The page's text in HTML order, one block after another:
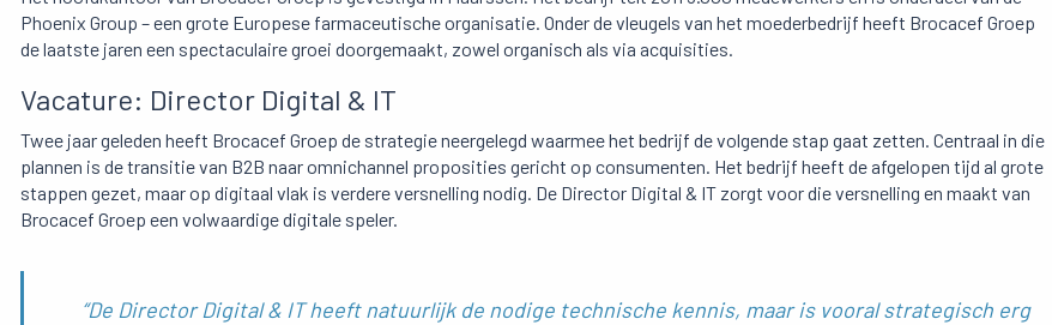
Phoenix Group – een grote Europese farmaceutische organisatie. Onder de vleugels van het moederbedrijf heeft Brocacef Groep
de laatste jaren een spectaculaire groei doorgemaakt, zowel organisch als via acquisities.
Vacature: Director Digital & IT
Twee jaar geleden heeft Brocacef Groep de strategie neergelegd waarmee het bedrijf de volgende stap gaat zetten. Centraal in die
plannen is de transitie van B2B naar omnichannel proposities gericht op consumenten. Het bedrijf heeft de afgelopen tijd al grote
stappen gezet, maar op digitaal vlak is verdere versnelling nodig. De Director Digital & IT zorgt voor die versnelling en maakt van
Brocacef Groep een volwaardige digitale speler.
“De Director Digital & IT heeft natuurlijk de nodige technische kennis, maar is vooral strategisch erg